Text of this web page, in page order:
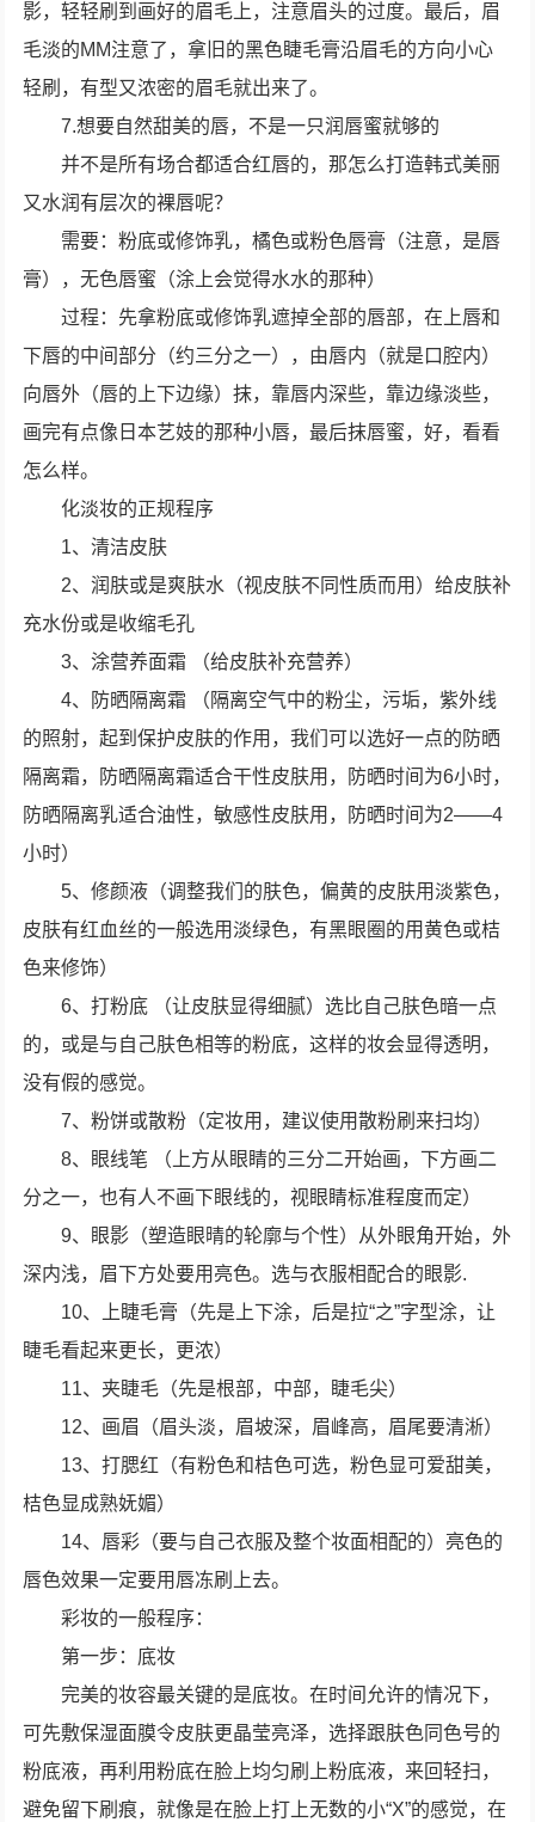
影，轻轻刷到画好的眉毛上，注意眉头的过度。最后，眉
毛淡的MM注意了，拿旧的黑色睫毛膏沿眉毛的方向小心
轻刷，有型又浓密的眉毛就出来了。
7.想要自然甜美的唇，不是一只润唇蜜就够的
并不是所有场合都适合红唇的，那怎么打造韩式美丽
又水润有层次的裸唇呢？
需要：粉底或修饰乳，橘色或粉色唇膏（注意，是唇
膏），无色唇蜜（涂上会觉得水水的那种）
过程：先拿粉底或修饰乳遮掉全部的唇部，在上唇和
下唇的中间部分（约三分之一），由唇内（就是口腔内）
向唇外（唇的上下边缘）抹，靠唇内深些，靠边缘淡些，
画完有点像日本艺妓的那种小唇，最后抹唇蜜，好，看看
怎么样。
化淡妆的正规程序
1、清洁皮肤
2、润肤或是爽肤水（视皮肤不同性质而用）给皮肤补
充水份或是收缩毛孔
3、涂营养面霜 （给皮肤补充营养）
4、防晒隔离霜 （隔离空气中的粉尘，污垢，紫外线
的照射，起到保护皮肤的作用，我们可以选好一点的防晒
隔离霜，防晒隔离霜适合干性皮肤用，防晒时间为6小时，
防晒隔离乳适合油性，敏感性皮肤用，防晒时间为2——4
小时）
5、修颜液（调整我们的肤色，偏黄的皮肤用淡紫色，
皮肤有红血丝的一般选用淡绿色，有黑眼圈的用黄色或桔
色来修饰）
6、打粉底 （让皮肤显得细腻）选比自己肤色暗一点
的，或是与自己肤色相等的粉底，这样的妆会显得透明，
没有假的感觉。
7、粉饼或散粉（定妆用，建议使用散粉刷来扫均）
8、眼线笔 （上方从眼睛的三分二开始画，下方画二
分之一，也有人不画下眼线的，视眼睛标准程度而定）
9、眼影（塑造眼晴的轮廓与个性）从外眼角开始，外
深内浅，眉下方处要用亮色。选与衣服相配合的眼影.
10、上睫毛膏（先是上下涂，后是拉“之”字型涂，让
睫毛看起来更长，更浓）
11、夹睫毛（先是根部，中部，睫毛尖）
12、画眉（眉头淡，眉坡深，眉峰高，眉尾要清淅）
13、打腮红（有粉色和桔色可选，粉色显可爱甜美，
桔色显成熟妩媚）
14、唇彩（要与自己衣服及整个妆面相配的）亮色的
唇色效果一定要用唇冻刷上去。
彩妆的一般程序：
第一步：底妆
完美的妆容最关键的是底妆。在时间允许的情况下，
可先敷保湿面膜令皮肤更晶莹亮泽，选择跟肤色同色号的
粉底液，再利用粉底在脸上均匀刷上粉底液，来回轻扫，
避免留下刷痕，就像是在脸上打上无数的小“X”的感觉，在